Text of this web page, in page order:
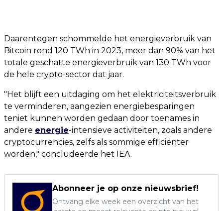
Daarentegen schommelde het energieverbruik van
Bitcoin rond 120 TWh in 2023, meer dan 90% van het
totale geschatte energieverbruik van 130 TWh voor
de hele crypto-sector dat jaar.
"Het blijft een uitdaging om het elektriciteitsverbruik
te verminderen, aangezien energiebesparingen
teniet kunnen worden gedaan door toenames in
andere energie-intensieve activiteiten, zoals andere
cryptocurrencies, zelfs als sommige efficiënter
worden," concludeerde het IEA.
Abonneer je op onze nieuwsbrief!
Ontvang elke week een overzicht van het